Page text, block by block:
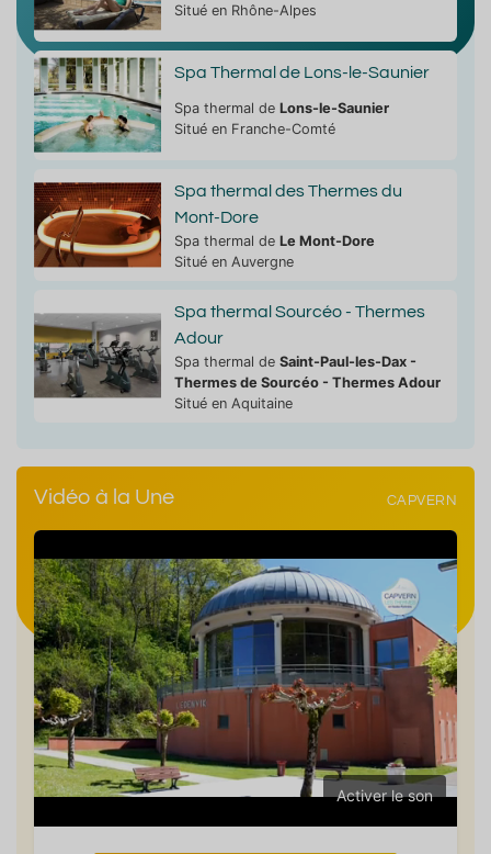
Situé en Rhône-Alpes
Spa Thermal de Lons-le-Saunier
Spa thermal de Lons-le-Saunier
Situé en Franche-Comté
Spa thermal des Thermes du
Mont-Dore
Spa thermal de Le Mont-Dore
Situé en Auvergne
Spa thermal Sourcéo - Thermes
Adour
Spa thermal de Saint-Paul-les-Dax -
Thermes de Sourcéo - Thermes Adour
Situé en Aquitaine
Vidéo à la Une CAPVERN
Activer le son